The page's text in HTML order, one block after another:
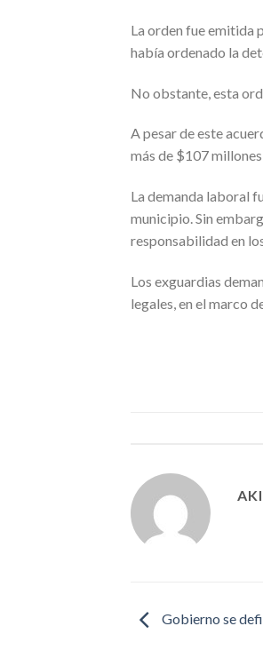
La orden fue emitida
había ordenado la
No obstante, esta
A pesar de este
más de $107
La demanda laboral
municipio. Sin
responsabilidad en
Los exguardias
legales, en el marco
Gobierno se